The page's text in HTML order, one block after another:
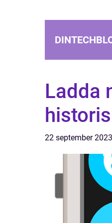
Ladda
22 september 2023